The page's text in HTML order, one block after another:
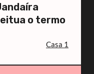
o termo
Casa 1